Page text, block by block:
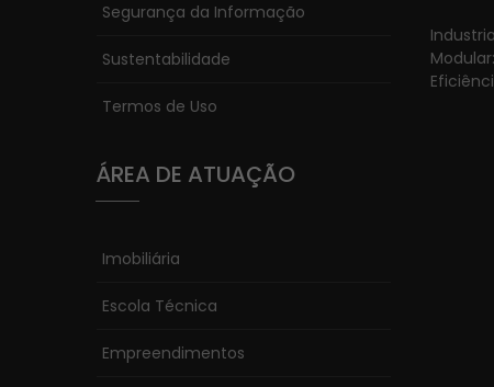
Segurança da Informação
Sustentabilidade
Termos de Uso
ÁREA DE ATUAÇÃO
Imobiliária
Escola Técnica
Empreendimentos